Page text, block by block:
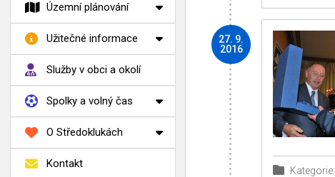
27. 9.
2016
Kategorie:
Územní plánování
Užitečné informace
Služby v obci a okolí
Spolky a volný čas
O Středoklukách
Kontakt